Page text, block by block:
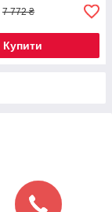
7 772 ₴
Купити